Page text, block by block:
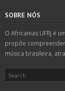
SOBRE NÓS
O Africanias UFRJ é
propõe
música brasileira,